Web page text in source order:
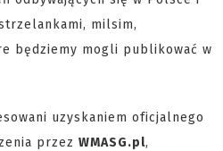
milsim,
będziemy mogli publikować w
uzyskaniem oficjalnego
przez WMASG.pl,